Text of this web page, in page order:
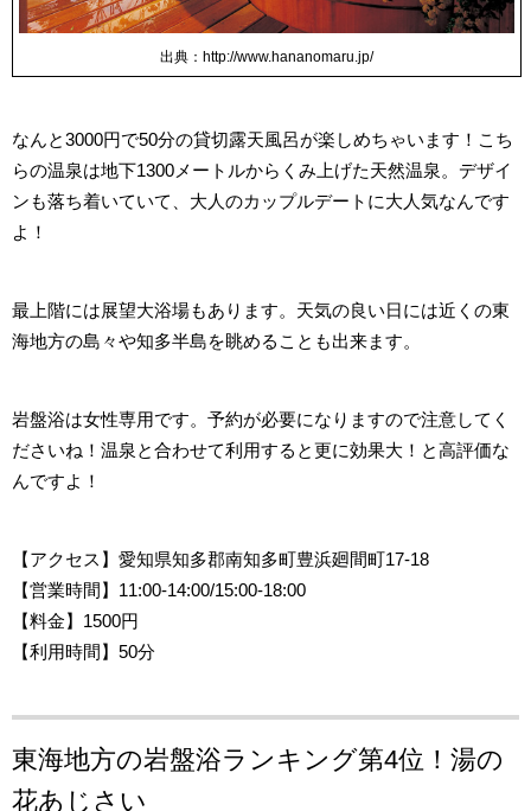
出典：http://www.hananomaru.jp/
なんと3000円で50分の貸切露天風呂が楽しめちゃいます！こち
らの温泉は地下1300メートルからくみ上げた天然温泉。デザイ
ンも落ち着いていて、大人のカップルデートに大人気なんです
よ！
最上階には展望大浴場もあります。天気の良い日には近くの東
海地方の島々や知多半島を眺めることも出来ます。
岩盤浴は女性専用です。予約が必要になりますので注意してく
ださいね！温泉と合わせて利用すると更に効果大！と高評価な
んですよ！
【アクセス 】愛知県知多郡南知多町豊浜廻間町17-18
【営業時間 】11:00-14:00/15:00-18:00
【料金】1500円
【利用時間】50分
東海地方の岩盤浴ランキング第4位！ 湯の
花あじさい